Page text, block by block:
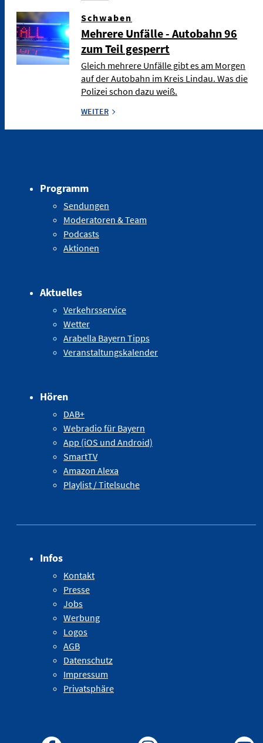
Schwaben
Mehrere Unfälle - Autobahn 96
zum Teil gesperrt
Gleich mehrere Unfälle gibt es am Morgen
auf der Autobahn im Kreis Lindau. Was die
Polizei schon dazu weiß.
WEITER
Programm
Sendungen
Moderatoren & Team
Podcasts
Aktionen
Aktuelles
Verkehrsservice
Wetter
Arabella Bayern Tipps
Veranstaltungskalender
Hören
DAB+
Webradio für Bayern
App (iOS und Android)
SmartTV
Amazon Alexa
Playlist / Titelsuche
Infos
Kontakt
Presse
Jobs
Werbung
Logos
AGB
Datenschutz
Impressum
Privatsphäre